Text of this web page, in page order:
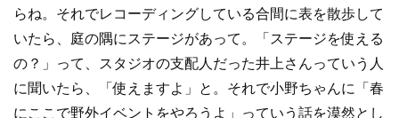
らね。それでレコーディングしている合間に表を散歩して
いたら、庭の隅にステージがあって。「ステージを使える
の？」って、スタジオの支配人だった井上さんっていう人
に聞いたら、「使えますよ」と。それで小野ちゃんに「春
にここで野外イベントをやろうよ」っていう話を漠然とし